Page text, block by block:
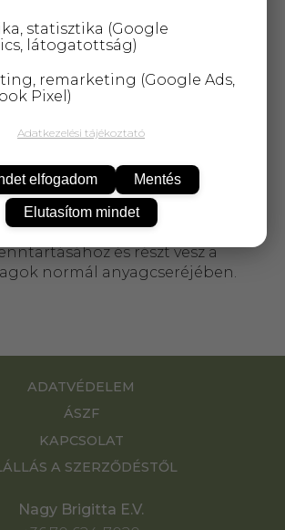
átmenetileg nem
Ftfelett5 kg-ig
a sejtek oxidatív stresszel
a normál szellemi
a normál csontozat
a haj, a bőr és a köröm normál
és részt vesz a
normál anyagcseréjében.
ADATVÉDELEM
ÁSZF
KAPCSOLAT
A SZERZŐDÉSTŐL
Nagy Brigitta E.V.
statisztika (Google
látogatottság)
remarketing (Google Ads,
Pixel)
Adatkezelési tájékoztató
elfogadom Mentés
Elutasítom mindet